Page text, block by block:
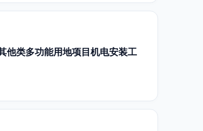
类多功能用地项目机电安装工